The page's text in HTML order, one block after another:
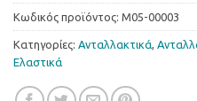
Κωδικός προϊόντος: M05-00003
Κατηγορίες: Ανταλλακτικά
Ελαστικά